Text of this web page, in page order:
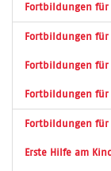
Fortbildungen für
Fortbildungen
Fortbildungen
Fortbildungen
Fortbildungen für
Erste Hilfe am